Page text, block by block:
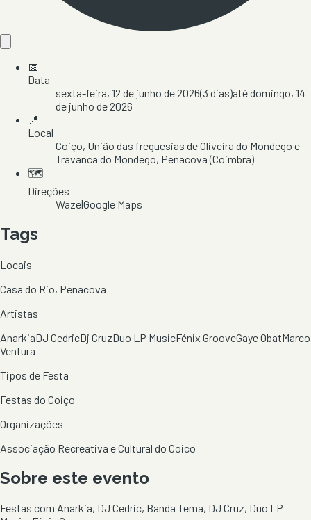
📅
Data
sexta-feira, 12 de junho de 2026(3 dias)atédomingo, 14
de junho de 2026
📍
Local
Coiço, União das freguesias de Oliveira do Mondego e
Travanca do Mondego, Penacova(Coimbra)
🗺️
Direções
Waze|Google Maps
Tags
Locais
Casa do Rio, Penacova
Artistas
AnarkiaDJ CedricDj CruzDuo LP MusicFénix GrooveGaye ObatMarco
Ventura
Tipos de Festa
Festas do Coiço
Organizações
Associação Recreativa e Cultural do Coico
Sobre este evento
Festas com Anarkia, DJ Cedric, Banda Tema, DJ Cruz, Duo LP